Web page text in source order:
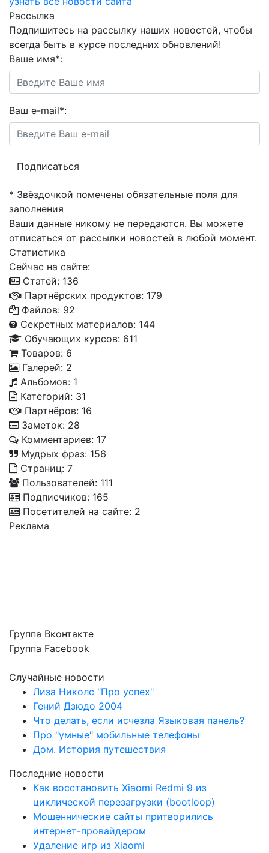
Рассылка
Подпишитесь на рассылку наших новостей, чтобы
всегда быть в курсе последних обновлений!
Ваше имя*:
Ваш e-mail*:
* Звёздочкой помечены обязательные поля для
заполнения
Ваши данные никому не передаются. Вы можете
отписаться от рассылки новостей в любой момент.
Статистика
Сейчас на сайте:
Cтатей: 136
Партнёрских продуктов: 179
Файлов: 92
Секретных материалов: 144
Обучающих курсов: 611
Товаров: 6
Галерей: 2
Альбомов: 1
Категорий: 31
Партнёров: 16
Заметок: 28
Комментариев: 17
Мудрых фраз: 156
Страниц: 7
Пользователей: 111
Подписчиков: 165
Посетителей на сайте: 2
Реклама
Группа Вконтакте
Группа Facebook
Случайные новости
Лиза Николс "Про успех"
Гений Дзюдо 2004
Что делать, если исчезла Языковая панель?
Про "умные" мобильные телефоны
Дом. История путешествия
Последние новости
Как восстановить Xiaomi Redmi 9 из
циклической перезагрузки (bootloop)
Мошеннические сайты притворились
интернет-провайдером
Удаление игр из Xiaomi